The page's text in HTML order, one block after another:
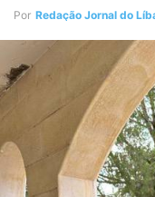
Por Redação Jornal do